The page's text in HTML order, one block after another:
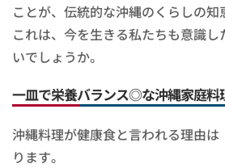
ことが、伝統的な沖縄のくらしの知
これは、今を生きる私たちも意識
いでしょうか。
一皿で栄養バランス◎な沖縄家庭料
沖縄料理が健康食と言われる理由
ります。